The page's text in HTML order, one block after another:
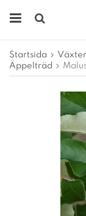
Startsida Växter
Äppelträd